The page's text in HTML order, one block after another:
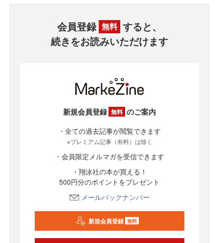
会員登録 無料 すると、
続きをお読みいただけます
新規会員登録 無料 のご案内
・全ての過去記事が閲覧できます
※プレミアム記事（有料）は除く
・会員限定メルマガを受信できます
・翔泳社の本が買える！
500円分のポイントをプレゼント
メールバックナンバー
新規会員登録 無料